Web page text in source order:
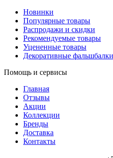
Новинки
Популярные товары
Распродажи и скидки
Рекомендуемые товары
Уцененные товары
Декоративные фальшбалки
Помощь и сервисы
Главная
Отзывы
Акции
Коллекции
Бренды
Доставка
Контакты